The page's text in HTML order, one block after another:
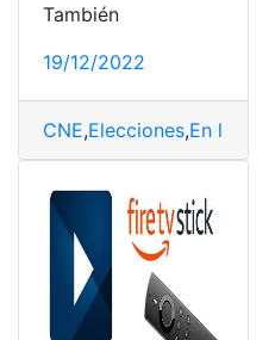
También
19/12/2022
CNE,Elecciones,En línea